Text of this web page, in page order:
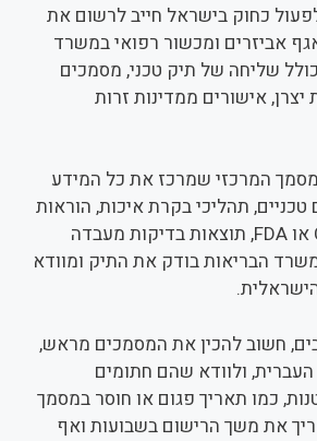
כחוק בישראל חייב לרשום את
אביזרים ומכשור רפואי במשרד
שליחה של תיק טכני, מסמכים
יצרן, אישורים ממדינות זרות
המרכזי שמרכז את כל המידע
תהליכי בקרת איכות, הוראות
שימוש, תעודות CE או FDA, תוצאות בדיקות מעבדה
הבריאות בודק את התיק ומוודא
חשוב להכין את המסמכים מראש,
ולוודא שהם חתומים
כמו תאריך פגום או חוסר במסמך
את משך הרישום בשבועות ואף